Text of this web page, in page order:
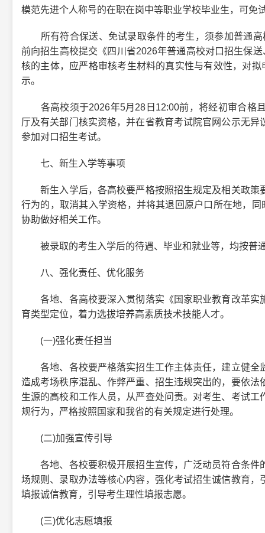
模范先进个人称号的在职在岗中等职业学校毕业生，可免
所有符合保送、免试录取条件的考生，须参加普通高
前向招生高校提交《四川省2026年普通高校对口招生保
核的主体，应严格审核考生材料的真实性与有效性，对
示。
各高校须于2026年5月28日12:00前，将经初审合格
厅及有关部门核实资格，并在省教育考试院官网公示无
参加对口招生考试。
七、新生入学等事项
新生入学后，各高校要严格按照招生规定及相关政策
行为的，取消其入学资格，并将其退回原户口所在地，
协助做好相关工作。
被录取的考生入学后的待遇、毕业和就业等，均按普
八、强化责任、优化服务
各地、各高校要深入贯彻落实《国家职业教育改革实
育类型定位，着力选拔培养高素质技术技能人才。
(一)强化责任担当
各地、各校要严格落实招生工作主体责任，建立健全
造成考场秩序混乱、作弊严重、招生违规突出的，要依
生源的高校和工作人员，从严查处问责。对考生、考试
规行为，严格按照国家和我省的有关规定进行处理。
(二)加强宣传引导
各地、各校要积极开展招生宣传，广泛动员符合条件
场规则、录取办法等核心内容，强化考试招生诚信教育
填报诚信教育，引导考生理性填报志愿。
(三)优化志愿填报